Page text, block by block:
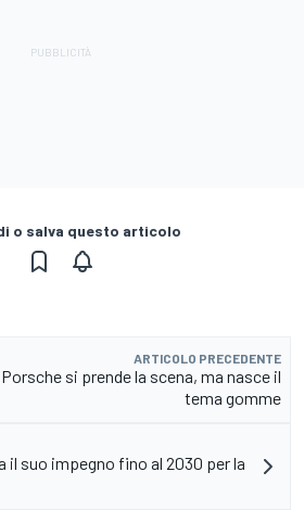
o salva questo articolo
ARTICOLO PRECEDENTE
si prende la scena, ma nasce il
tema gomme
il suo impegno fino al 2030 per la